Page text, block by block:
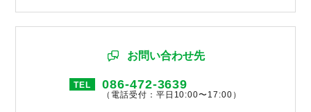
お問い合わせ先
TEL 086-472-3639
（電話受付：平日10:00〜17:00）